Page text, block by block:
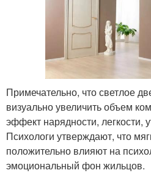
Примечательно, что светлое
визуально увеличить объем
эффект нарядности, легкости,
Психологи утверждают, что
положительно влияют на
эмоциональный фон жильцов.